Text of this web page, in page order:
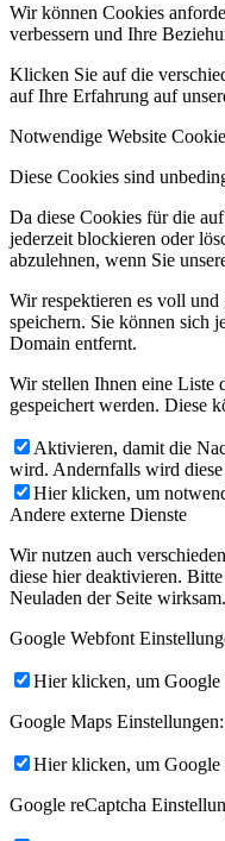
Wir können Cookies
verbessern und Ihre
Klicken Sie auf die
auf Ihre Erfahrung auf
Notwendige Website
Diese Cookies sind
Da diese Cookies für die
jederzeit blockieren oder
abzulehnen, wenn Sie
Wir respektieren es voll
speichern. Sie können sich
Domain entfernt.
Wir stellen Ihnen eine Liste
gespeichert werden. Diese
Aktivieren, damit die
wird. Andernfalls wird
Hier klicken, um
Andere externe Dienste
Wir nutzen auch
diese hier deaktivieren.
Neuladen der Seite wirksam.
Google Webfont
Hier klicken, um Google
Google Maps Einstellungen:
Hier klicken, um Google
Google reCaptcha